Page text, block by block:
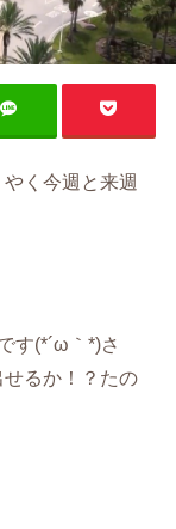
く今週と来週
す(*´ω｀*)さ
るか！？たの